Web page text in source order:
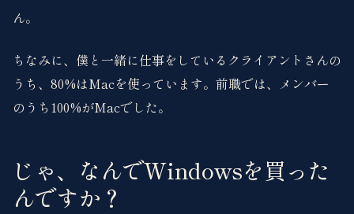
ん。
ちなみに、僕と一緒に仕事をしているクライアントさんの
うち、80%はMacを使っています。前職では、メンバー
のうち100%がMacでした。
じゃ、なんでWindowsを買った
んですか？